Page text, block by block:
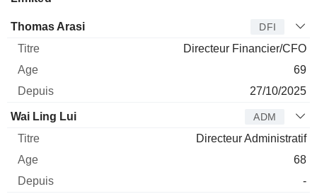
Dirigeant Titre
Thomas Arasi DFI
Directeur Financier/CFO
69
27/10/2025
Wai Ling Lui ADM
Directeur Administratif
68
-